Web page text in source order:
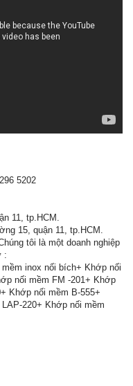
5202
11, tp.HCM.
15, quận 11, tp.HCM.
tôi là một doanh nghiệp
:
inox nối bích+ Khớp nối
nối mềm FM -201+ Khớp
Khớp nối mềm B-555+
220+ Khớp nối mềm